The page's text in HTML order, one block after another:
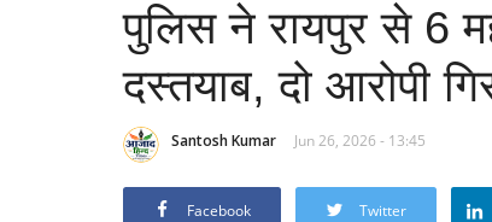
पुलिस ने रायपुर से 6
दस्तयाब, दो आरोपी
Santosh Kumar Jun 26, 2026 - 13:45
Facebook Twitter